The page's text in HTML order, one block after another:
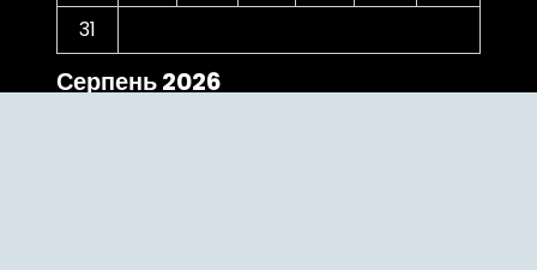
Серпень 2026
31